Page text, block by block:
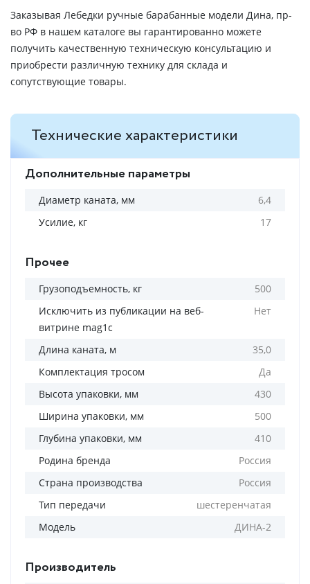
Заказывая Лебедки ручные барабанные модели Дина, пр-
во РФ в нашем каталоге вы гарантированно можете
получить качественную техническую консультацию и
приобрести различную технику для склада и
сопутствующие товары.
Технические характеристики
Дополнительные параметры
Диаметр каната, мм
6,4
Усилие, кг
17
Прочее
Грузоподъемность, кг
500
Исключить из публикации на веб-
витрине mag1c
Нет
Длина каната, м
35,0
Комплектация тросом
Да
Высота упаковки, мм
430
Ширина упаковки, мм
500
Глубина упаковки, мм
410
Родина бренда
Россия
Страна производства
Россия
Тип передачи
шестеренчатая
Модель
ДИНА-2
Производитель